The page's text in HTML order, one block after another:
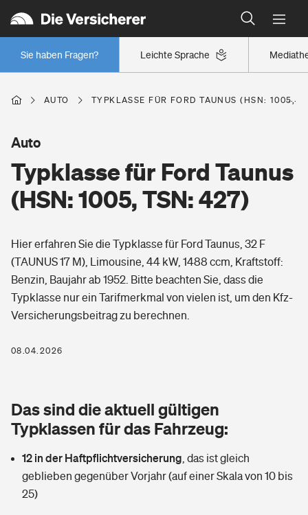
Leichte Sprache
Sie haben Fragen?
Wer versichert was: Jetzt Versicherer finden
Regionalklassen: So ist Ihre Region eingestuft
Wer versichert was: Jetzt Versicherer finden
Berufsunfähigkeitsversicherung
Erwerbsunfähigkeitsversicherung
Grundfähigkeitsversicherung
Arbeitsrechtsschutz
Berufshaftpflichtversicherung
Zur Übersicht
Tools
Wer versichert was: Jetzt Versicherer finden
Wohnen
Elementarversicherung
Glasversicherung
Mietkautionsversicherung
Freizeit
Pri­vate Haft­pflicht­
Kinderunfall­ver­si­che­rung
Kinderinvalidität
Gesundheit
Private Krankenversicherung
Dread-Disease-Versicherung
Tierkrankenversicherung
Zur Übersicht
AUTO TYPKLASSE FÜR FORD TAUNUS (HSN: 1005,
Typklasse für Ford Taunus
(HSN: 1005, TSN: 427)
Auto
Hier erfahren Sie die Typklasse für Ford Taunus, 32 F
(TAUNUS 17 M), Limousine, 44 kW, 1488 ccm, Kraftstoff:
Benzin, Baujahr ab 1952. Bitte beachten Sie, dass die
Typklasse nur ein Tarifmerkmal von vielen ist, um den Kfz-
Versicherungsbeitrag zu berechnen.
08.04.2026
Das sind die aktuell gültigen
Typklassen für das Fahrzeug:
12 in der Haftpflichtversicherung das ist gleich
geblieben gegenüber Vorjahr (auf einer Skala von 10 bis
25)